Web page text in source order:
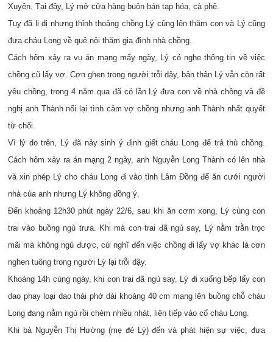
Xuyên. Tại đây, Lý mở cửa hàng buôn bán tạp hóa, cà phê.
Tuy đã li dị nhưng thỉnh thoảng chồng Lý cũng lên thăm con và Lý cũng
đưa cháu Long về quê nội thăm gia đình nhà chồng.
Cách hôm xảy ra vụ án mạng mấy ngày, Lý có nghe thông tin về việc
chồng cũ lấy vợ. Cơn ghen trong người trỗi dậy, bản thân Lý vẫn còn rất
yêu chồng, trong 4 năm qua đã có lần Lý đưa con về nhà chồng và đề
nghị anh Thành nối lại tình cảm vợ chồng nhưng anh Thành nhất quyết
từ chối.
Vì lý do trên, Lý đã nảy sinh ý định giết cháu Long để trả thù chồng.
Cách hôm xảy ra án mạng 2 ngày, anh Nguyễn Long Thành có lên nhà
và xin phép Lý cho cháu Long đi vào tỉnh Lâm Đồng để ăn cưới người
nhà của anh nhưng Lý không đồng ý.
Đến khoảng 12h30 phút ngày 22/6, sau khi ăn cơm xong, Lý cùng con
trai vào buồng ngủ trưa. Khi mà con trai đã ngủ say, Lý nằm trằn trọc
mãi mà không ngủ được, cứ nghĩ đến việc chồng đi lấy vợ khác là cơn
nghen tuông trong người Lý lại trỗi dậy.
Khoảng 14h cùng ngày, khi con trai đã ngủ say, Lý đi xuống bếp lấy con
dao phay loại dao thái phở dài khoảng 40 cm mang lên buồng chỗ cháu
Long đang nằm ngủ rồi chém nhiều nhát, liên tiếp vào cổ cháu Long.
Khi bà Nguyễn Thị Hường (mẹ đẻ Lý) đến và phát hiện sự việc, đưa